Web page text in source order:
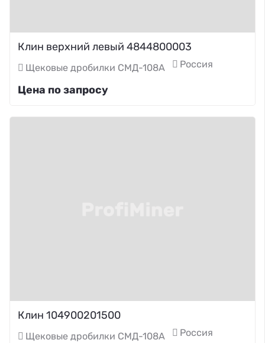
Клин верхний левый 4844800003
Щековые дробилки СМД-108А Россия
Цена по запросу
Клин 104900201500
Щековые дробилки СМД-108А Россия